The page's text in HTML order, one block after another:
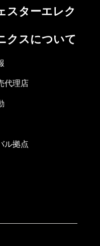
スターエレク
クスについて
代理店
ル拠点